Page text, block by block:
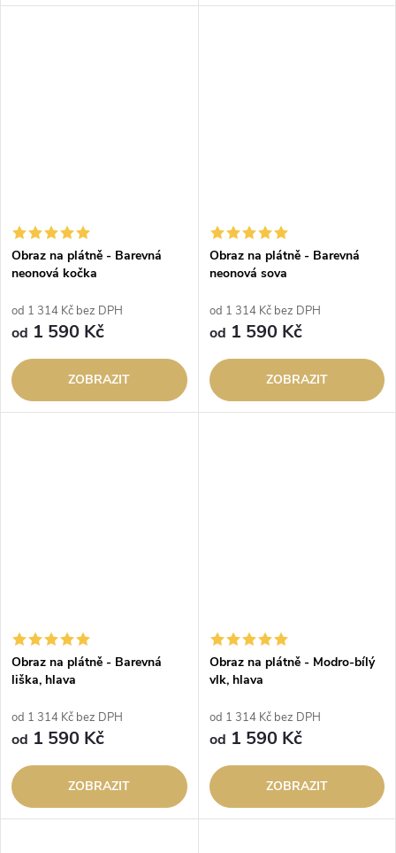
Obraz na plátně - Barevná
neonová kočka
od 1 314 Kč bez DPH
od 1 590 Kč
ZOBRAZIT
Obraz na plátně - Barevná
neonová sova
od 1 314 Kč bez DPH
od 1 590 Kč
ZOBRAZIT
Obraz na plátně - Barevná
liška, hlava
od 1 314 Kč bez DPH
od 1 590 Kč
ZOBRAZIT
Obraz na plátně - Modro-bílý
vlk, hlava
od 1 314 Kč bez DPH
od 1 590 Kč
ZOBRAZIT